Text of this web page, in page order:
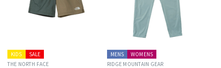
SALE
KIDS
THE NORTH FACE
MENS
WOMENS
RIDGE MOUNTAIN GEAR